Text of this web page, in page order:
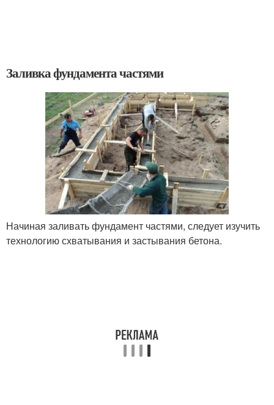
Заливка фундамента частями
Начиная заливать фундамент частями, следует изучить
технологию схватывания и застывания бетона.